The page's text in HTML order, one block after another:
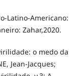
Latino-Americano:
Zahar,2020.
o medo da
Jean-Jacques;